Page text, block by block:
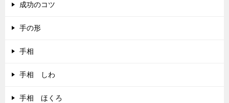
成功のコツ
手の形
手相
手相 しわ
手相 ほくろ